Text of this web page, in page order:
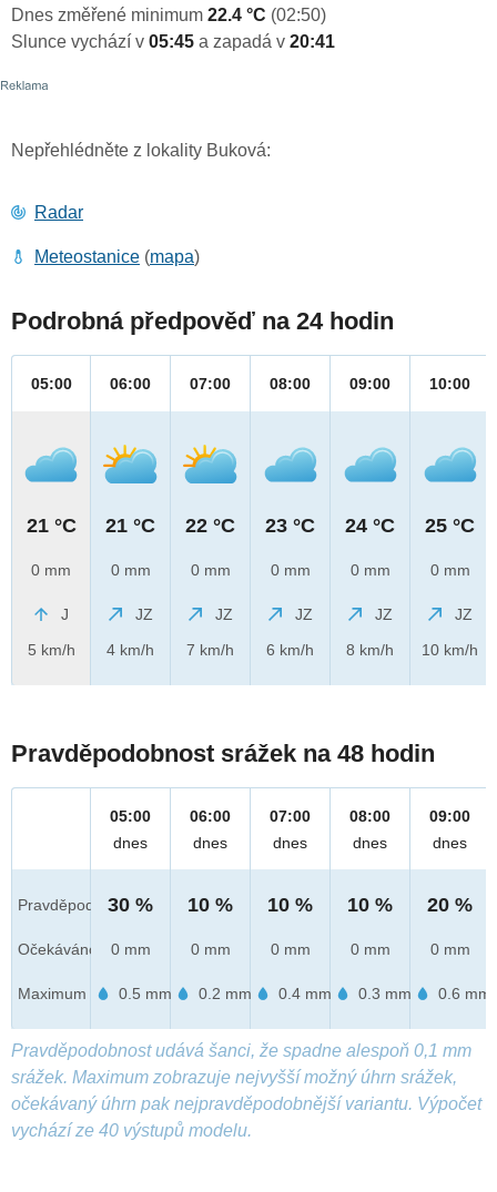
Dnes změřené minimum 22.4 °C (02:50)
Slunce vychází v 05:45 a zapadá v 20:41
Nepřehlédněte z lokality Buková:
Radar
Meteostanice (mapa)
Podrobná předpověď na 24 hodin
05:00
21 °C
0 mm
J
5 km/h
06:00
21 °C
0 mm
JZ
4 km/h
07:00
22 °C
0 mm
JZ
7 km/h
08:00
23 °C
0 mm
JZ
6 km/h
09:00
24 °C
0 mm
JZ
8 km/h
10:00
25 °C
0 mm
JZ
10 km/h
Pravděpodobnost srážek na 48 hodin
Pravděpod.
Očekáváno
Maximum
05:00
dnes
30 %
0 mm
0.5 mm
06:00
dnes
10 %
0 mm
0.2 mm
07:00
dnes
10 %
0 mm
0.4 mm
08:00
dnes
10 %
0 mm
0.3 mm
09:00
dnes
20 %
0 mm
0.6 mm
Pravděpodobnost udává šanci, že spadne alespoň 0,1 mm
srážek. Maximum zobrazuje nejvyšší možný úhrn srážek,
očekávaný úhrn pak nejpravděpodobnější variantu. Výpočet
vychází ze 40 výstupů modelu.